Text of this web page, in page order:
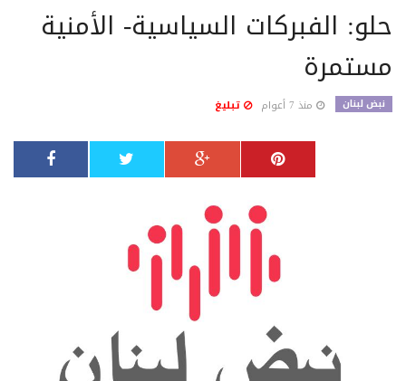
حلو: الفبركات السياسية- الأمنية
مستمرة
نبض لبنان منذ 7 أعوام تبليغ